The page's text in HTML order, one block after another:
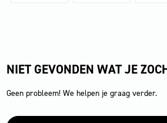
NIET GEVONDEN WAT JE
Geen probleem! We helpen je graag verder.